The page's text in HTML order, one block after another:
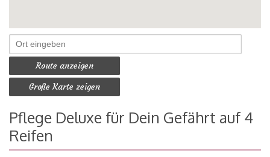
Route anzeigen
Große Karte zeigen
Pflege Deluxe für Dein Gefährt auf 4
Reifen